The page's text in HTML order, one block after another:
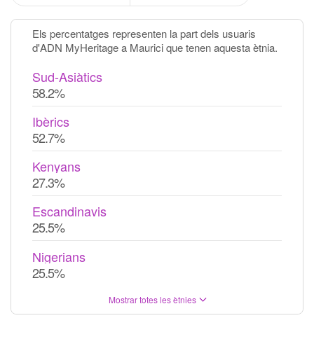
Els percentatges representen la part dels usuaris
d'ADN MyHeritage a Maurici que tenen aquesta ètnia.
Sud-Asiàtics
58.2%
Ibèrics
52.7%
Kenyans
27.3%
Escandinavis
25.5%
Nigerians
25.5%
Mostrar totes les ètnies